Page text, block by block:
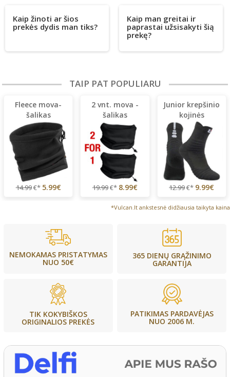
Kaip žinoti ar šios
prekės dydis man tiks?
Kaip man greitai ir
paprastai užsisakyti šią
prekę?
TAIP PAT POPULIARU
Fleece mova-
šalikas
14.99€* 5.99€
2 vnt. mova -
šalikas
19.99€* 8.99€
Junior krepšinio
kojinės
12.99€* 9.99€
*Vulcan.lt ankstesnė didžiausia taikyta kaina
NEMOKAMAS PRISTATYMAS
NUO 50€
365 DIENŲ GRĄŽINIMO
GARANTIJA
TIK KOKYBIŠKOS
ORIGINALIOS PREKĖS
PATIKIMAS PARDAVĖJAS
NUO 2006 M.